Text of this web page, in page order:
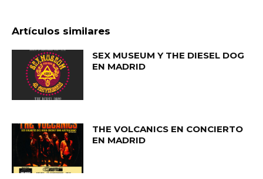
Artículos similares
SEX MUSEUM Y THE DIESEL DOG
EN MADRID
THE VOLCANICS EN CONCIERTO
EN MADRID